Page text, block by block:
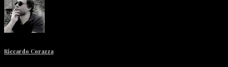
Riccardo Corazza